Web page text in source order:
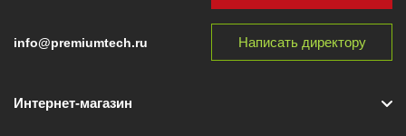
info@premiumtech.ru Написать директору
Интернет-магазин